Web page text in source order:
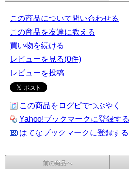
この商品について問い合わせる
この商品を友達に教える
買い物を続ける
レビューを見る(0件)
レビューを投稿
この商品をログピでつぶやく
Yahoo!ブックマークに登録する
はてなブックマークに登録する
前の商品へ